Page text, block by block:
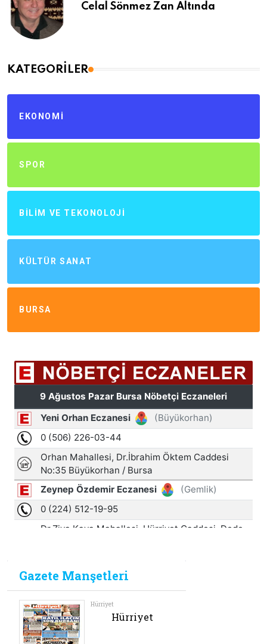
Celal Sönmez Zan Altında
KATEGORILER
EKONOMI
SPOR
BILIM VE TEKONOLOJI
KÜLTÜR SANAT
BURSA